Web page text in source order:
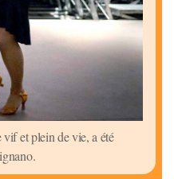
et plein de vie, a été